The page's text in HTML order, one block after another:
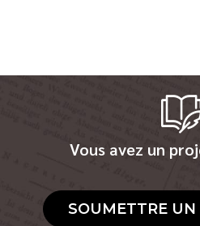
Vous avez un
SOUMETTRE